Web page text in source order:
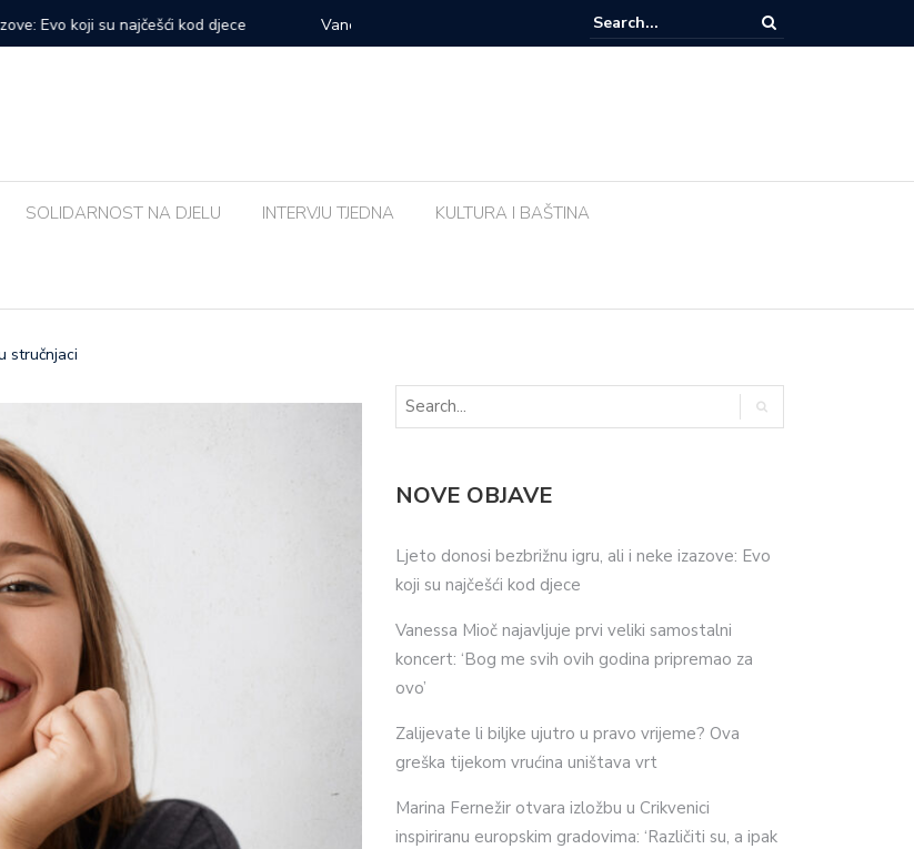
koncert: ‘Bog me svih ovih godina
Zalijevate li biljke ujutro u pravo vrijeme? Ova greška tijekom vrućina uništava
SOLIDARNOST NA DJELU INTERVJU TJEDNA KULTURA I BAŠTINA
stručnjaci
NOVE OBJAVE
Ljeto donosi bezbrižnu igru, ali i neke izazove: Evo
koji su najčešći kod djece
Vanessa Mioč najavljuje prvi veliki samostalni
koncert: ‘Bog me svih ovih godina pripremao za
ovo’
Zalijevate li biljke ujutro u pravo vrijeme? Ova
greška tijekom vrućina uništava vrt
Marina Fernežir otvara izložbu u Crikvenici
inspiriranu europskim gradovima: ‘Različiti su, a ipak